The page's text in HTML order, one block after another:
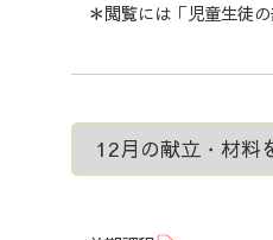
＊閲覧には「児童生徒
12月の献立・材料